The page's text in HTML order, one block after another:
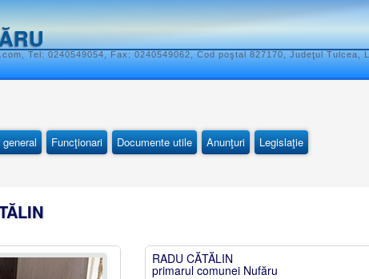
Tel: 0240549054, Fax: 0240549062, Cod poştal 827170, Judeţul Tulcea,
Funcţionari Documente utile Anunţuri Legislaţie
RADU CĂTĂLIN
primarul comunei Nufăru